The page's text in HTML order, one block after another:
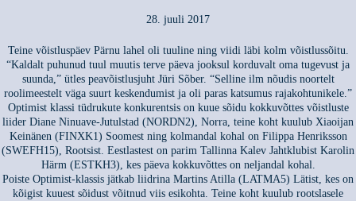
28. juuli 2017
Teine võistluspäev Pärnu lahel oli tuuline ning viidi läbi kolm võistlussõitu.
“Kaldalt puhunud tuul muutis terve päeva jooksul korduvalt oma tugevust ja
suunda,” ütles peavõistlusjuht Jüri Sõber. “Selline ilm nõudis noortelt
roolimeestelt väga suurt keskendumist ja oli paras katsumus rajakohtunikele.”
Optimist klassi tüdrukute konkurentsis on kuue sõidu kokkuvõttes võistluste
liider Diane Ninuave-Jutulstad (NORDN2), Norra, teine koht kuulub Xiaoijan
Keinänen (FINXK1) Soomest ning kolmandal kohal on Filippa Henriksson
(SWEFH15), Rootsist. Eestlastest on parim Tallinna Kalev Jahtklubist Karolin
Härm (ESTKH3), kes päeva kokkuvõttes on neljandal kohal.
Poiste Optimist-klassis jätkab liidrina Martins Atilla (LATMA5) Lätist, kes on
kõigist kuuest sõidust võitnud viis esikohta. Teine koht kuulub rootslasele